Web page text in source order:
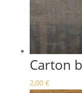
Carton
2,00 €